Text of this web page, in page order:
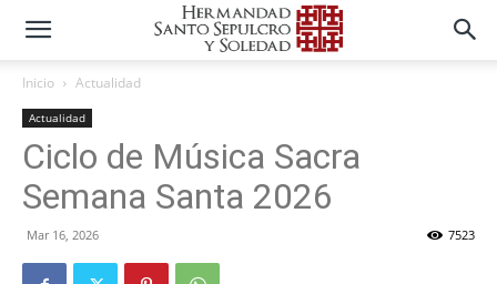
Inicio Actualidad
Actualidad
Ciclo de Música Sacra
Semana Santa 2026
Mar 16, 2026 7523